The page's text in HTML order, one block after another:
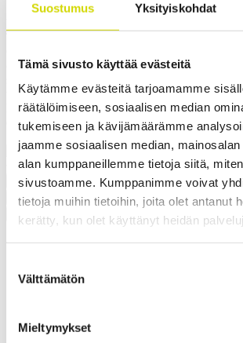
Suostumus Yksityiskohdat
Tämä sivusto käyttää evästeitä
Käytämme evästeitä tarjoamamme
räätälöimiseen, sosiaalisen median
tukemiseen ja kävijämäärämme
jaamme sosiaalisen median,
alan kumppaneillemme tietoja siitä,
sivustoamme. Kumppanimme voivat
tietoja muihin tietoihin, joita olet antanut
kerätty, kun olet käyttänyt heidän
valinta
Välttämätön
Mieltymykset
ominaisuuksiensa ansiosta erinomaisesti
tai kytkinkoteloksi. Kotelon ominaisuudet,
luokat, laaja kokovalikoima ja salvallinen ovi,
erilaisia käyttö- ja kustomointimahdollisuuksia.
✓ Soveltuu ulkokäyttöön
Pyydä tarjous
Mitat ja paino
Materiaalitiedot
Lisätiedot
Ladattavat materiaalit
17 kg
Syvyys
Kannen ulkokorkeus